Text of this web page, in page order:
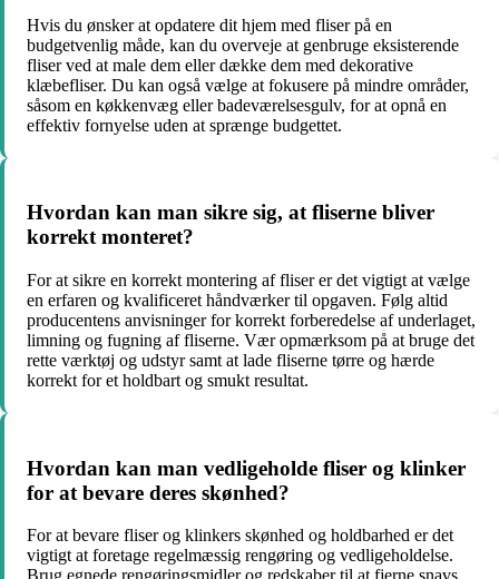
Hvis du ønsker at opdatere dit hjem med fliser på en
budgetvenlig måde, kan du overveje at genbruge eksisterende
fliser ved at male dem eller dække dem med dekorative
klæbefliser. Du kan også vælge at fokusere på mindre områder,
såsom en køkkenvæg eller badeværelsesgulv, for at opnå en
effektiv fornyelse uden at sprænge budgettet.
Hvordan kan man sikre sig, at fliserne bliver
korrekt monteret?
For at sikre en korrekt montering af fliser er det vigtigt at vælge
en erfaren og kvalificeret håndværker til opgaven. Følg altid
producentens anvisninger for korrekt forberedelse af underlaget,
limning og fugning af fliserne. Vær opmærksom på at bruge det
rette værktøj og udstyr samt at lade fliserne tørre og hærde
korrekt for et holdbart og smukt resultat.
Hvordan kan man vedligeholde fliser og klinker
for at bevare deres skønhed?
For at bevare fliser og klinkers skønhed og holdbarhed er det
vigtigt at foretage regelmæssig rengøring og vedligeholdelse.